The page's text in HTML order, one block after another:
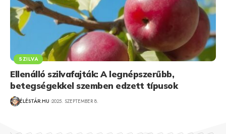
SZILVA
Ellenálló szilvafajták: A legnépszerűbb,
betegségekkel szemben edzett típusok
ÉLÉSTÁR.HU 2025. SZEPTEMBER 8.